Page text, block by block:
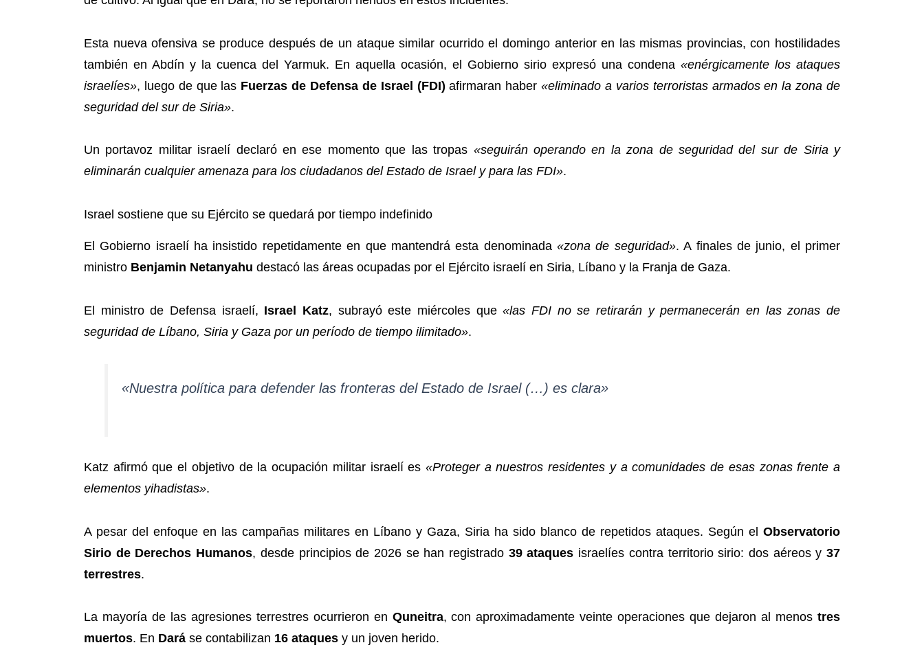
Esta nueva ofensiva se produce después de un ataque similar ocurrido el domingo anterior en las mismas provincias, con hostilidades
también en Abdín y la cuenca del Yarmuk. En aquella ocasión, el Gobierno sirio expresó una condena «enérgicamente los ataques
israelíes», luego de que las Fuerzas de Defensa de Israel (FDI) afirmaran haber«eliminado a varios terroristas armados en la zona de
seguridad del sur de Siria».
Un portavoz militar israelí declaró en ese momento que las tropas «seguirán operando en la zona de seguridad del sur de Siria y
eliminarán cualquier amenaza para los ciudadanos del Estado de Israel y para las FDI».
Israel sostiene que su Ejército se quedará por tiempo indefinido
El Gobierno israelí ha insistido repetidamente en que mantendrá esta denominada«zona de seguridad». A finales de junio, el primer
ministro Benjamin Netanyahu destacó las áreas ocupadas por el Ejército israelí en Siria, Líbano y la Franja de Gaza.
El ministro de Defensa israelí, Israel Katz, subrayó este miércoles que«las FDI no se retirarán y permanecerán en las zonas de
seguridad de Líbano, Siria y Gaza por un período de tiempo ilimitado».
«Nuestra política para defender las fronteras del Estado de Israel (…) es clara»
Katz afirmó que el objetivo de la ocupación militar israelí es «Proteger a nuestros residentes y a comunidades de esas zonas frente a
elementos yihadistas».
A pesar del enfoque en las campañas militares en Líbano y Gaza, Siria ha sido blanco de repetidos ataques. Según el Observatorio
Sirio de Derechos Humanos, desde principios de 2026 se han registrado 39 ataques israelíes contra territorio sirio: dos aéreos y37
terrestres.
La mayoría de las agresiones terrestres ocurrieron en Quneitra, con aproximadamente veinte operaciones que dejaron al menostres
muertos. En Dará se contabilizan 16 ataques y un joven herido.